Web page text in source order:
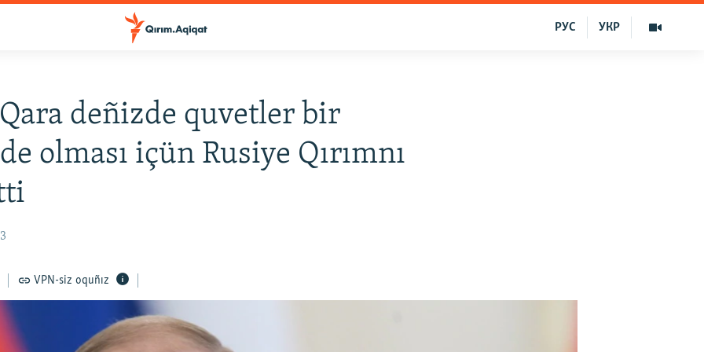
УКР
РУС
deñizde quvetler bir
olması içün Rusiye Qırımnı
VPN-siz oquñız